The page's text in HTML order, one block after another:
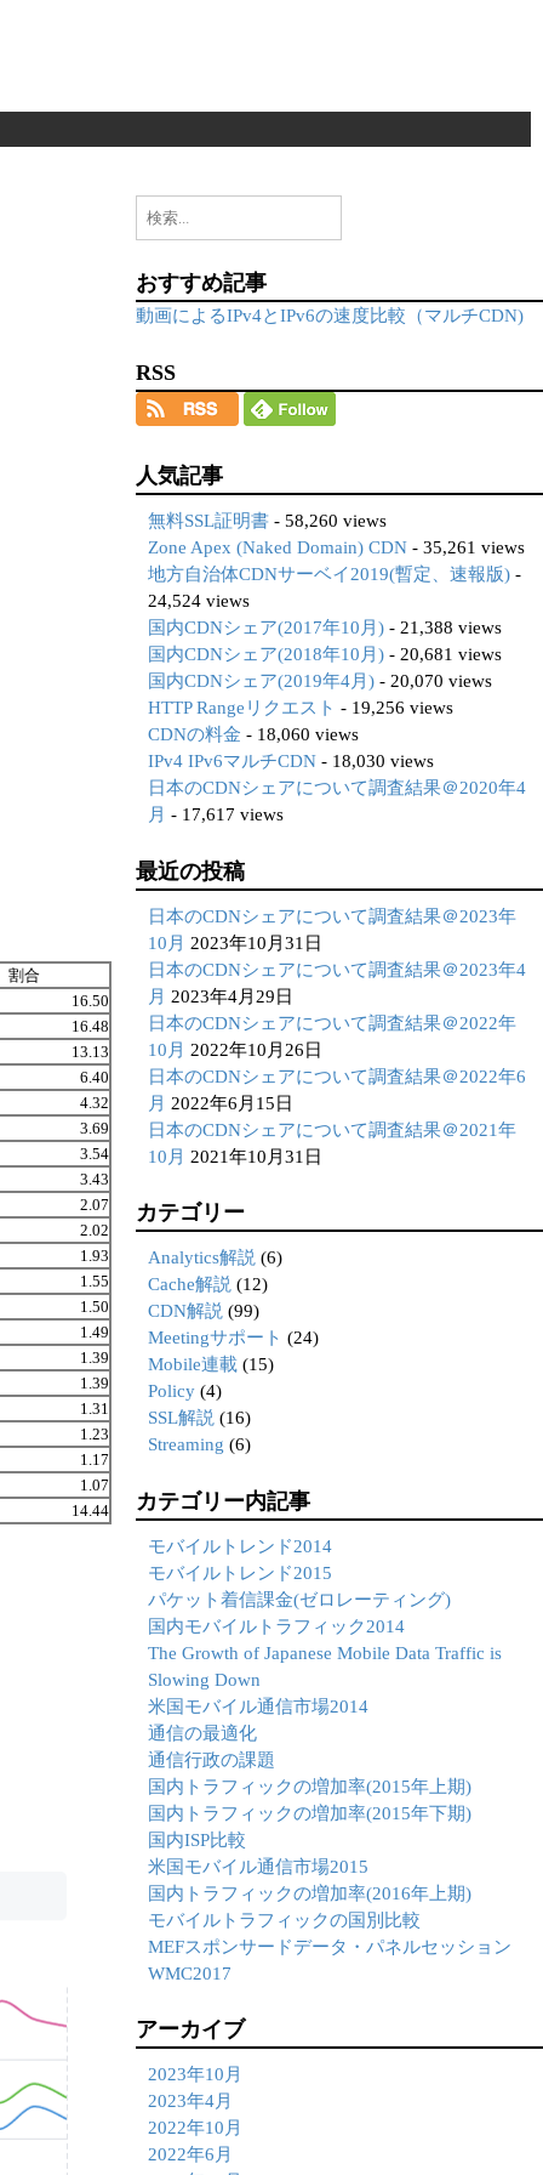
割合
16.50
16.48
13.13
6.40
4.32
3.69
3.54
3.43
2.07
2.02
1.93
1.55
1.50
1.49
1.39
1.39
1.31
1.23
1.17
1.07
14.44
検
おすすめ記事
動画によるIPv4とIPv6の速度比較（マルチCDN)
RSS
人気記事
無料SSL証明書 - 58,260 views
Zone Apex (Naked Domain) CDN - 35,261 views
地方自治体CDNサーベイ2019(暫定、速報版) -
24,524 views
国内CDNシェア(2017年10月) - 21,388 views
国内CDNシェア(2018年10月) - 20,681 views
国内CDNシェア(2019年4月) - 20,070 views
HTTP Rangeリクエスト - 19,256 views
CDNの料金 - 18,060 views
IPv4 IPv6マルチCDN - 18,030 views
日本のCDNシェアについて調査結果＠2020年4
月 - 17,617 views
最近の投稿
日本のCDNシェアについて調査結果＠2023年
10月 2023年10月31日
日本のCDNシェアについて調査結果＠2023年4
月 2023年4月29日
日本のCDNシェアについて調査結果＠2022年
10月 2022年10月26日
日本のCDNシェアについて調査結果＠2022年6
月 2022年6月15日
日本のCDNシェアについて調査結果＠2021年
10月 2021年10月31日
カテゴリー
Analytics解説 (6)
Cache解説 (12)
CDN解説 (99)
Meetingサポート (24)
Mobile連載 (15)
Policy (4)
SSL解説 (16)
Streaming (6)
カテゴリー内記事
モバイルトレンド2014
モバイルトレンド2015
パケット着信課金(ゼロレーティング)
国内モバイルトラフィック2014
The Growth of Japanese Mobile Data Traffic is
Slowing Down
米国モバイル通信市場2014
通信の最適化
通信行政の課題
国内トラフィックの増加率(2015年上期)
国内トラフィックの増加率(2015年下期)
国内ISP比較
米国モバイル通信市場2015
国内トラフィックの増加率(2016年上期)
モバイルトラフィックの国別比較
MEFスポンサードデータ・パネルセッション
WMC2017
アーカイブ
2023年10月
2023年4月
2022年10月
2022年6月